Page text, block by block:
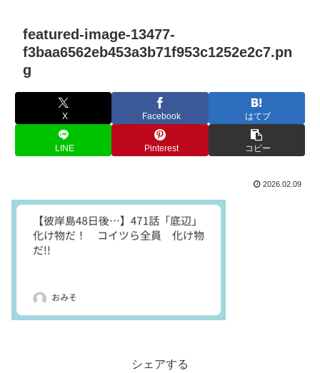
featured-image-13477-
f3baa6562eb453a3b71f953c1252e2c7.pn
g
X Facebook はてブ
LINE Pinterest コピー
2026.02.09
シェアする